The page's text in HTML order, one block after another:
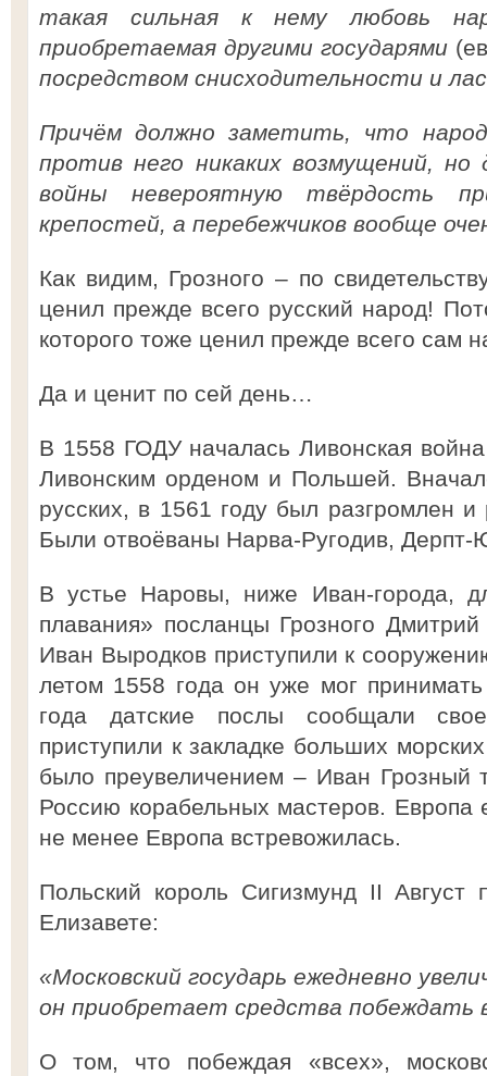
такая сильная к нему любовь
приобретаемая другими государями
посредством снисходительности и
Причём должно заметить, что
против него никаких возмущений, но
войны невероятную твёрдость
крепостей, а перебежчиков вообще
Как видим, Грозного – по
ценил прежде всего русский народ!
которого тоже ценил прежде всего сам
Да и ценит по сей день…
В 1558 ГОДУ началась Ливонская война
Ливонским орденом и Польшей.
русских, в 1561 году был разгромлен
Были отвоёваны Нарва-Ругодив, Дерпт-
В устье Наровы, ниже Иван-города,
плавания» посланцы Грозного
Иван Выродков приступили к
летом 1558 года он уже мог
года датские послы сообщали
приступили к закладке больших
было преувеличением – Иван Грозный
Россию корабельных мастеров. Европа
не менее Европа встревожилась.
Польский король Сигизмунд II Август
Елизавете:
«Московский государь ежедневно
он приобретает средства побеждать
О том, что побеждая «всех»,